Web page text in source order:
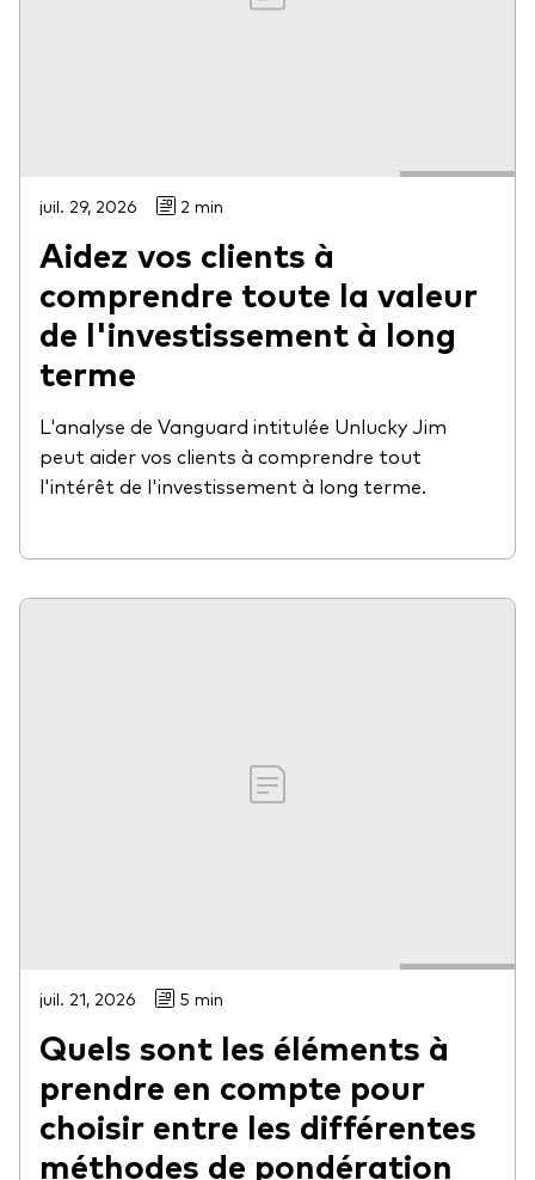
juil. 29, 2026 2 min
Aidez vos clients à
comprendre toute la valeur
de l'investissement à long
terme
L'analyse de Vanguard intitulée Unlucky Jim
peut aider vos clients à comprendre tout
l'intérêt de l'investissement à long terme.
juil. 21, 2026 5 min
Quels sont les éléments à
prendre en compte pour
choisir entre les différentes
méthodes de pondération